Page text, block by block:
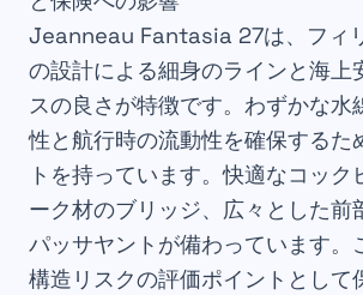
Jeanneau Fantasia 27は、フィ
の設計による細身のラインと海上
スの良さが特徴です。わずかな水
性と航行時の流動性を確保するた
トを持っています。快適なコック
ーク材のブリッジ、広々とした前
パッサヤントが備わっています。
構造リスクの評価ポイントとして